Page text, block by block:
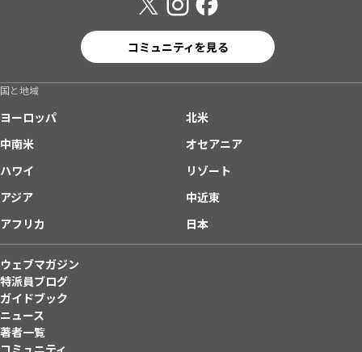
コミュニティを見る
国と地域
ヨーロッパ
北米
中南米
オセアニア
ハワイ
リゾート
アジア
中近東
アフリカ
日本
ウェブマガジン
特派員ブログ
ガイドブック
ニュース
著者一覧
コミュニティ